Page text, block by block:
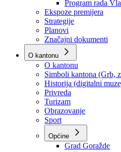
Vlada
Poslovnik
Program rada
Ekspoze premijera
Strategije
Planovi
Značajni dokumenti
O kantonu
O kantonu
Simboli kantona (Grb,
Historija (digitalni muzej)
Privreda
Turizam
Obrazovanje
Sport